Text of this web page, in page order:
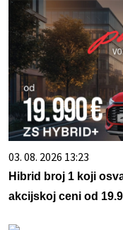
03. 08. 2026 13:23
Hibrid broj 1 koji
akcijskoj ceni od